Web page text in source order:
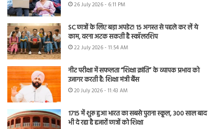
26 July 2026 - 6:11 PM
SC छात्रों के लिए बड़ा अपडेट! 15 अगस्त से पहले कर लें ये
काम, वरना अटक सकती है स्कॉलरशिप
22 July 2026 - 11:54 AM
नीट परीक्षा में सफलता “शिक्षा क्रांति” के व्यापक प्रभाव को
उजागर करती है: शिक्षा मंत्री बैंस
20 July 2026 - 11:43 AM
1715 में शुरू हुआ भारत का सबसे पुराना स्कूल, 300 साल बाद
भी दे रहा है हजारों छात्रों को शिक्षा